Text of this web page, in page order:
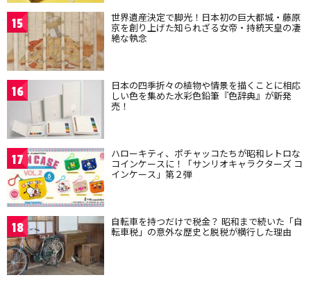
15 世界遺産決定で脚光！日本初の巨大都城・藤原
京を創り上げた知られざる女帝・持統天皇の凄
絶な執念
16 日本の四季折々の植物や情景を描くことに相応
しい色を集めた水彩色鉛筆『色辞典』が新発
売！
17 ハローキティ、ポチャッコたちが昭和レトロな
コインケースに！「サンリオキャラクターズ コ
インケース」第２弾
18 自転車を持つだけで税金？ 昭和まで続いた「自
転車税」の意外な歴史と脱税が横行した理由